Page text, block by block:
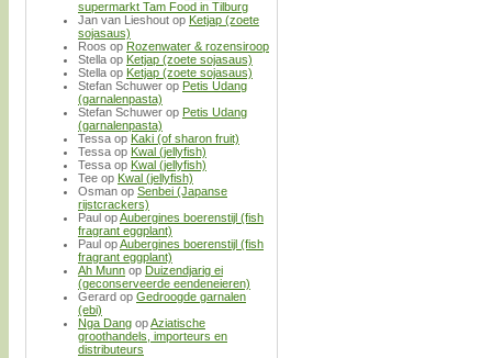
supermarkt Tam Food in Tilburg
Jan van Lieshout op Ketjap (zoete
sojasaus)
Roos op Rozenwater & rozensiroop
Stella op Ketjap (zoete sojasaus)
Stella op Ketjap (zoete sojasaus)
Stefan Schuwer op Petis Udang
(garnalenpasta)
Stefan Schuwer op Petis Udang
(garnalenpasta)
Tessa op Kaki (of sharon fruit)
Tessa op Kwal (jellyfish)
Tessa op Kwal (jellyfish)
Tee op Kwal (jellyfish)
Osman op Senbei (Japanse
rijstcrackers)
Paul opAubergines boerenstijl (fish
fragrant eggplant)
Paul opAubergines boerenstijl (fish
fragrant eggplant)
Ah Munn op Duizendjarig ei
(geconserveerde eendeneieren)
Gerard op Gedroogde garnalen
(ebi)
Nga Dang opAziatische
groothandels, importeurs en
distributeurs